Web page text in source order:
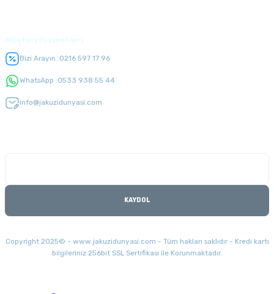
Bizi Arayın :0216 597 17 96
WhatsApp :0533 938 55 44
info@jakuzidunyasi.com
KAYDOL
Copyright 2025© - www.jakuzidunyasi.com - Tüm hakları saklıdır - Kredi kartı
bilgileriniz 256bit SSL Sertifikası ile Korunmaktadır.